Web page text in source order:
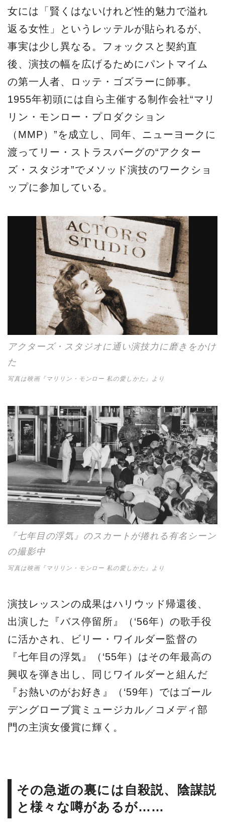
女には「賢くはないけれど性的魅力で溢れ
返る女性」というレッテルが貼られるが、
事実は少し異なる。フォックスと契約直
後、演技の幅を広げるためにパントマイム
の第一人者、ロッテ・ゴズラーに師事。
1955年初頭には自ら主催する制作会社“マリ
リン・モンロー・プロダクション
（MMP）”を成立し、同年、ニューヨークに
渡ってリー・ストラスバーグの“アクター
ズ・スタジオ”でメソッド演技のワークショ
ップに参加している。
アクターズ・スタジオに通い演技力に磨きをかけ
た
写真は映画『マリリン・モンロー 私の愛しかた』より
『七年目の浮気』のスカートが捲れる有名シーン
の撮影中
写真は映画『マリリン・モンロー 私の愛しかた』より
演技レッスンの成果はハリウッド帰還後、
出演した『バス停留所』（‘56年）の歌手役
に活かされ、ビリー・ワイルダー監督の
『七年目の浮気』（‘55年）はその年最高の
興収を弾き出し、同じワイルダーと組んだ
『お熱いのがお好き』（‘59年）ではゴール
デングローブ賞ミュージカル／コメディ部
門の主演女優賞に輝く。
その急逝の裏には自殺説、陰謀説
と様々な噂があるが……